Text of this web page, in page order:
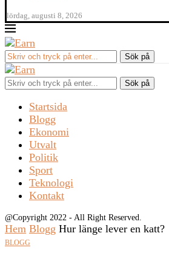
lördag, augusti 8, 2026
Sök på
Startsida
Blogg
Ekonomi
Utvalt
Politik
Sport
Teknologi
Kontakt
@Copyright 2022 - All Right Reserved.
Hem Blogg Hur länge lever en katt?
BLOGG